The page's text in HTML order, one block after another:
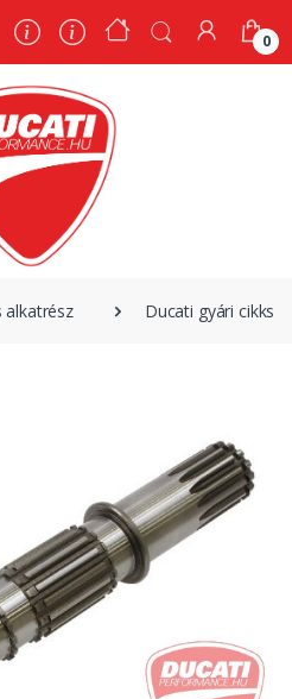
0
alkatrész Ducati gyári
0